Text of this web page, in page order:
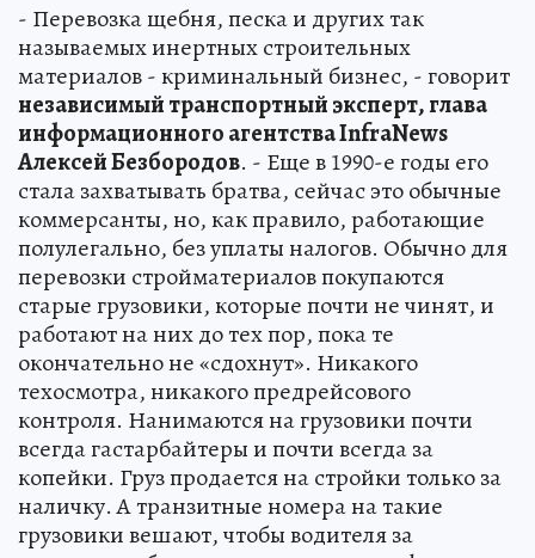
- Перевозка щебня, песка и других так
называемых инертных строительных
материалов - криминальный бизнес, - говорит
независимый транспортный эксперт, глава
информационного агентства InfraNews
Алексей Безбородов. - Еще в 1990-е годы его
стала захватывать братва, сейчас это обычные
коммерсанты, но, как правило, работающие
полулегально, без уплаты налогов. Обычно для
перевозки стройматериалов покупаются
старые грузовики, которые почти не чинят, и
работают на них до тех пор, пока те
окончательно не «сдохнут». Никакого
техосмотра, никакого предрейсового
контроля. Нанимаются на грузовики почти
всегда гастарбайтеры и почти всегда за
копейки. Груз продается на стройки только за
наличку. А транзитные номера на такие
грузовики вешают, чтобы водителя за